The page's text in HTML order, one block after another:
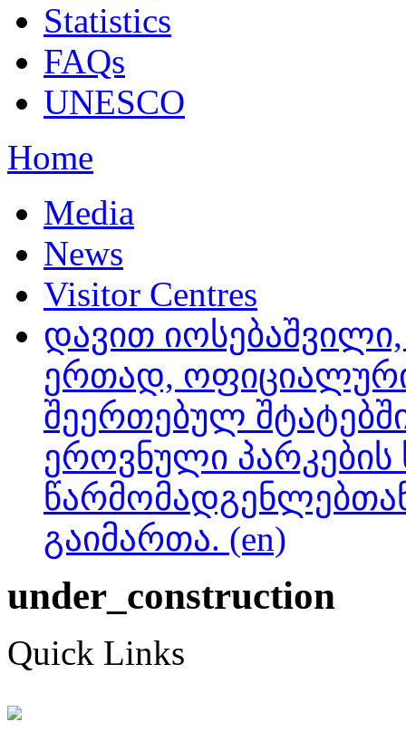
Statistics
FAQs
UNESCO
Home
Media
News
Visitor Centres
დავით
ერთად, ოფიციალური
შეერთებულ
ეროვნული პარკების
გაიმართა. (en)
under_construction
Quick Links